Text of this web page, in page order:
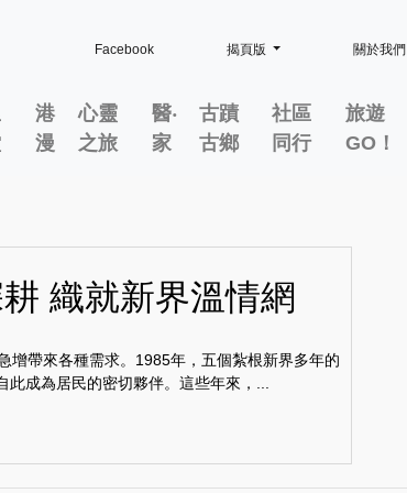
Facebook 揭頁版 關於我們
港
漫
心靈
之旅
醫‧
家
古蹟
古鄉
社區
同行
旅遊
GO！
織就新界溫情網
增帶來各種需求。1985年，五個紮根新界多年的
成為居民的密切夥伴。這些年來，...